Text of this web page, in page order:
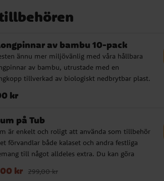
av bambu 10-pack
ännu mer miljövänlig med våra hållbara
av bambu, utrustade med en
tillverkad av biologiskt nedbrytbar plast.
kalas, fest eller andra högtider. Pinnarna är cirka
som de tar hänsyn till miljön.
kr
kr
på Tub
är enkelt och roligt att använda som tillbehör
förvandlar både kalaset och andra festliga
till något alldeles extra. Du kan göra
airwalkerballonger med mera. Alla
pris: 279,00 kr
kr 299,00 kr